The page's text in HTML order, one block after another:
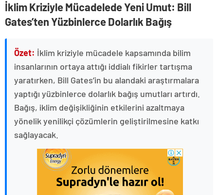
İklim Kriziyle Mücadelede Yeni Umut: Bill
Gates’ten Yüzbinlerce Dolarlık Bağış
Özet: İklim kriziyle mücadele kapsamında bilim
insanlarının ortaya attığı iddialı fikirler tartışma
yaratırken, Bill Gates’in bu alandaki araştırmalara
yaptığı yüzbinlerce dolarlık bağış umutları artırdı.
Bağış, iklim değişikliğinin etkilerini azaltmaya
yönelik yenilikçi çözümlerin geliştirilmesine katkı
sağlayacak.